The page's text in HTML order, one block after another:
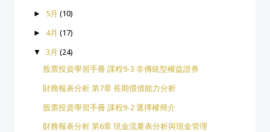
► 5月 (10)
► 4月 (17)
▼ 3月 (24)
股票投資學習手冊 課程9-3 非傳統型權益證券
財務報表分析 第7章 長期償債能力分析
股票投資學習手冊 課程9-2 選擇權簡介
財務報表分析 第6章 現金流量表分析與現金管理